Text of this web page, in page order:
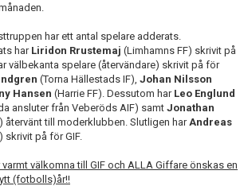
har ett antal spelare adderats.
har Liridon Rrustemaj (Limhamns FF) skrivit på
välbekanta spelare (återvändare) skrivit på för
(Torna Hällestads IF), Johan Nilsson
Hansen (Harrie FF). Dessutom har Leo Englund
ansluter från Veberöds AIF) samt Jonathan
återvänt till moderklubben. Slutligen harAndreas
skrivit på för GIF.
välkomna till GIF och ALLA Giffare önskas en
(fotbolls)år!!